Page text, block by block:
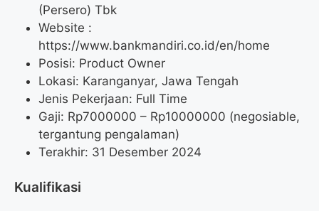
(Persero) Tbk
Website :
https://www.bankmandiri.co.id/en/home
Posisi: Product Owner
Lokasi: Karanganyar, Jawa Tengah
Jenis Pekerjaan: Full Time
Gaji: Rp7000000 – Rp10000000 (negosiable,
tergantung pengalaman)
Terakhir: 31 Desember 2024
Kualifikasi